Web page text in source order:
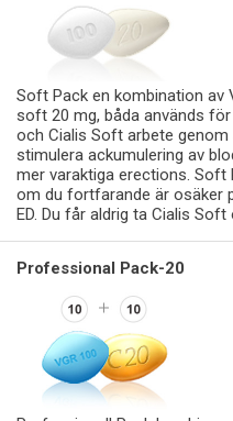
Soft Pack en kombination av
soft 20 mg, båda används
och Cialis Soft arbete
stimulera ackumulering av
mer varaktiga erections. Soft
om du fortfarande är osäker
ED. Du får aldrig ta Cialis
Professional Pack-20